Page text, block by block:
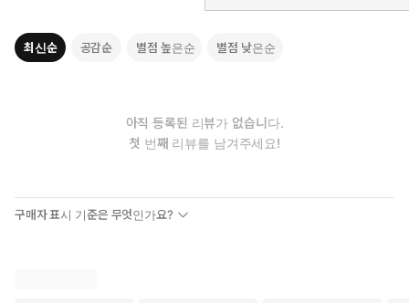
최신순 공감순 별점 높은순 별점 낮은순
아직 등록된 리뷰가 없습니다.
첫 번째 리뷰를 남겨주세요!
구매자 표시 기준은 무엇인가요?